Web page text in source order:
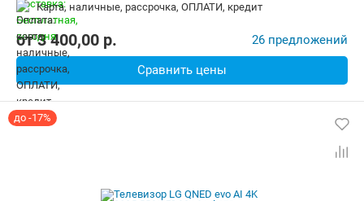
карта, наличные, рассрочка, ОПЛАТИ, кредит
от3 400,00 p. 26 предложений
Сравнить цены
до -17%